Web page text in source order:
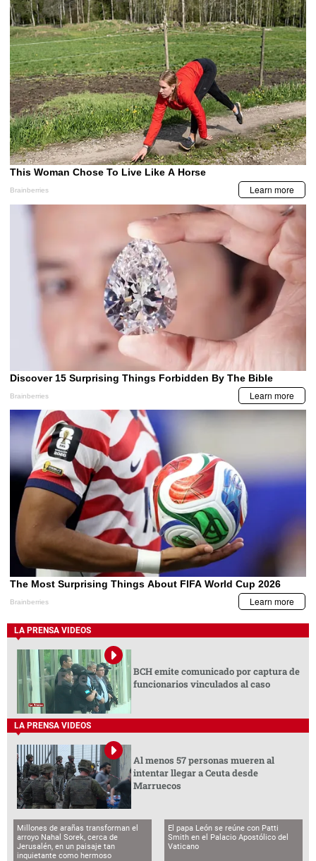
LA PRENSA VIDEOS
BCH emite comunicado por captura de
funcionarios vinculados al caso
LA PRENSA VIDEOS
Al menos 57 personas mueren al
intentar llegar a Ceuta desde
Marruecos
Millones de arañas transforman el
arroyo Nahal Sorek, cerca de
Jerusalén, en un paisaje tan
inquietante como hermoso
El papa León se reúne con Patti
Smith en el Palacio Apostólico del
Vaticano